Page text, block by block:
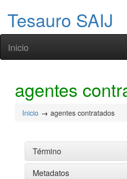
Tesauro SAIJ
Inicio
agentes
Inicio agentes contratados
Término
Metadatos